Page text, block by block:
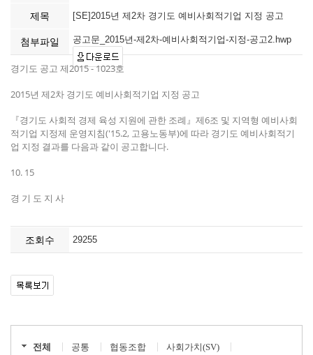
제목 [SE]2015년 제2차 경기도 예비사회적기업 지정 공고
첨부파일 공고문_2015년-제2차-예비사회적기업-지정-공고2.hwp
경기도 공고 제2015 - 1023호
2015년 제2차 경기도 예비사회적기업 지정 공고
『경기도 사회적 경제 육성 지원에 관한 조례』제6조 및 지역형 예비사회
적기업 지정제 운영지침('15.2, 고용노동부)에 따라 경기도 예비사회적기
업 지정 결과를 다음과 같이 공고합니다.
10. 15
경 기 도 지 사
조회수 29255
전체 공통 협동조합
사회가치(SV)